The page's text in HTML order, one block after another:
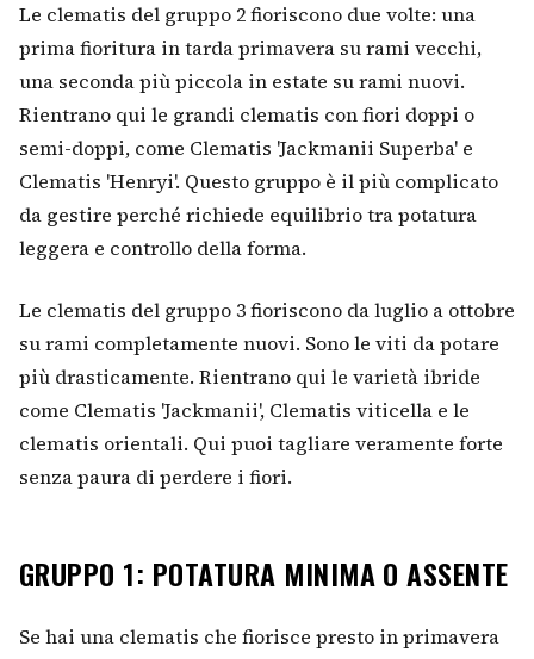
Le clematis del gruppo 2 fioriscono due volte: una
prima fioritura in tarda primavera su rami vecchi,
una seconda più piccola in estate su rami nuovi.
Rientrano qui le grandi clematis con fiori doppi o
semi-doppi, come Clematis 'Jackmanii Superba' e
Clematis 'Henryi'. Questo gruppo è il più complicato
da gestire perché richiede equilibrio tra potatura
leggera e controllo della forma.
Le clematis del gruppo 3 fioriscono da luglio a ottobre
su rami completamente nuovi. Sono le viti da potare
più drasticamente. Rientrano qui le varietà ibride
come Clematis 'Jackmanii', Clematis viticella e le
clematis orientali. Qui puoi tagliare veramente forte
senza paura di perdere i fiori.
GRUPPO 1: POTATURA MINIMA O ASSENTE
Se hai una clematis che fiorisce presto in primavera